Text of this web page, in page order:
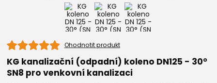
Ohodnotit produkt
KG kanalizační (odpadní) koleno DN125 - 30°
SN8 pro venkovní kanalizaci